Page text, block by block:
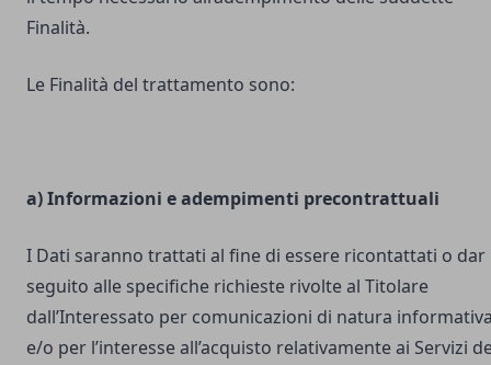
Finalità.
Le Finalità del trattamento sono:
a) Informazioni e adempimenti precontrattuali
I Dati saranno trattati al fine di essere ricontattati o dar
seguito alle specifiche richieste rivolte al Titolare
dall’Interessato per comunicazioni di natura
e/o per l’interesse all’acquisto relativamente ai Servizi